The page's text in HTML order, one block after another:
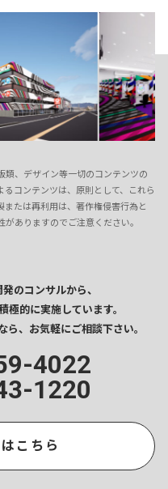
、デザイン等一切のコンテンツの
コンテンツは、原則として、これら
たは再利用は、著作権侵害行為と
ありますのでご注意ください。
のコンサルから、
極的に実施しています。
ら、 お気軽にご相談下さい。
4022
1220
こちら